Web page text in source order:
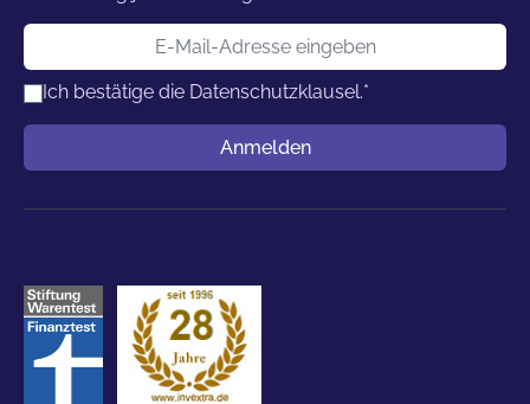
E-Mail-Adresse
Ich bestätige die Datenschutzklausel.*
Anmelden